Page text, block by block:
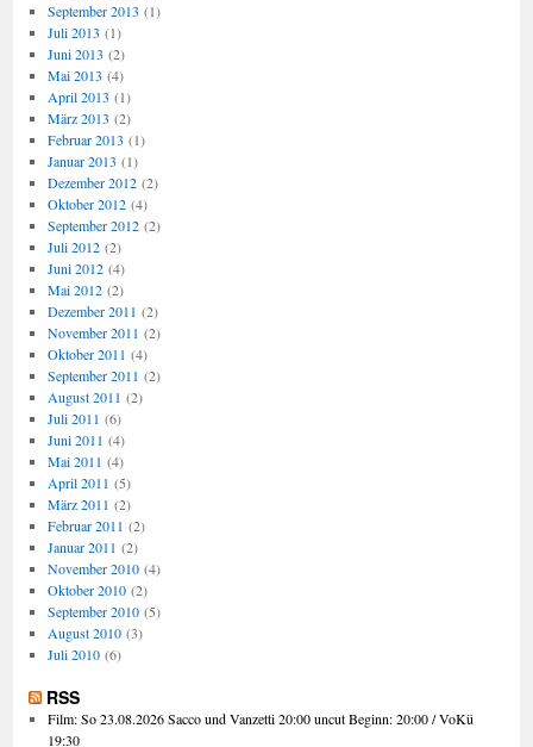
September 2013 (1)
Juli 2013 (1)
Juni 2013 (2)
Mai 2013 (4)
April 2013 (1)
März 2013 (2)
Februar 2013 (1)
Januar 2013 (1)
Dezember 2012(2)
Oktober 2012(4)
September 2012(2)
Juli 2012(2)
Juni 2012(4)
Mai 2012(2)
Dezember 2011 (2)
November 2011 (2)
Oktober 2011 (4)
September 2011 (2)
August 2011 (2)
Juli 2011 (6)
Juni 2011 (4)
Mai 2011 (4)
April 2011 (5)
März 2011 (2)
Februar 2011 (2)
Januar 2011 (2)
November 2010(4)
Oktober 2010(2)
September 2010(5)
August 2010(3)
Juli 2010(6)
RSS
Film: So 23.08.2026 Sacco und Vanzetti 20:00 uncut Beginn: 20:00 / VoKü
19:30